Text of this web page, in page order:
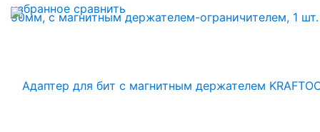
избранное сравнить